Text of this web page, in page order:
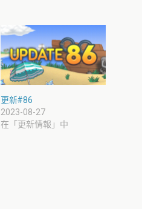
更新#86
2023-08-27
在「更新情報」中